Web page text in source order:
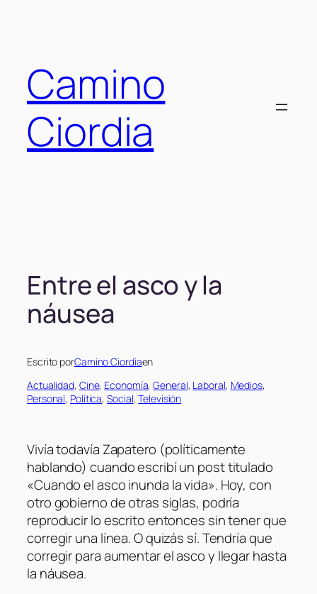
Camino
Ciordia
Entre el asco y la
náusea
Escrito porCamino Ciordiaen
Actualidad, Cine, Economía, General, Laboral, Medios
Personal, Política, Social, Televisión
Vivía todavía Zapatero (políticamente
hablando) cuando escribí un post titulado
«Cuando el asco inunda la vida». Hoy, con
otro gobierno de otras siglas, podría
reproducir lo escrito entonces sin tener que
corregir una línea. O quizás sí. Tendría que
corregir para aumentar el asco y llegar hasta
la náusea.